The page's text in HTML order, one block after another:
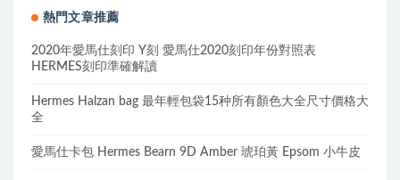
熱門文章推薦
2020年愛馬仕刻印 Y刻 愛馬仕2020刻印年份對照表
HERMES刻印準確解讀
Hermes Halzan bag 最年輕包袋15种所有顏色大全尺寸價格大
全
愛馬仕卡包 Hermes Bearn 9D Amber 琥珀黃 Epsom 小牛皮